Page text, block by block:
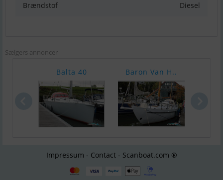
Brændstof Diesel
Sælgers annoncer
Balta 40 Baron Van H..
Impressum - Contact - Scanboat.com ®